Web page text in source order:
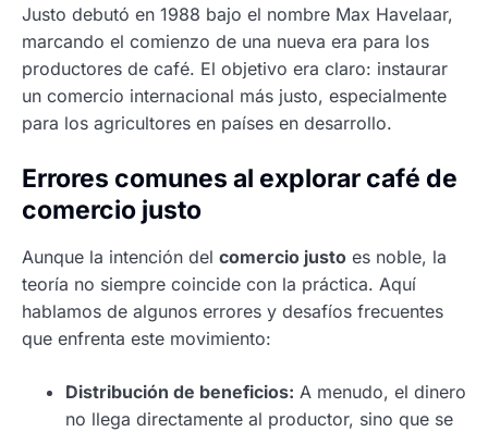
Justo debutó en 1988 bajo el nombre Max Havelaar,
marcando el comienzo de una nueva era para los
productores de café. El objetivo era claro: instaurar
un comercio internacional más justo, especialmente
para los agricultores en países en desarrollo.
Errores comunes al explorar café de
comercio justo
Aunque la intención del comercio justo es noble, la
teoría no siempre coincide con la práctica. Aquí
hablamos de algunos errores y desafíos frecuentes
que enfrenta este movimiento:
Distribución de beneficios: A menudo, el dinero
no llega directamente al productor, sino que se